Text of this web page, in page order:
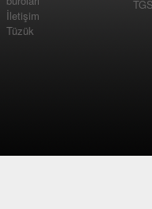
İletişim
Tüzük